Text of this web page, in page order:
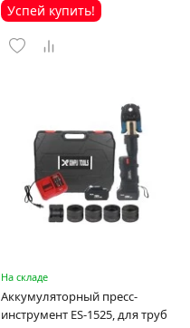
Успей купить!
На складе
Аккумуляторный пресс-
инструмент ES-1525, для труб